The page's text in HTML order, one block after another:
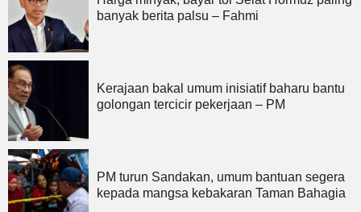
banyak berita palsu – Fahmi
Kerajaan bakal umum inisiatif baharu bantu
golongan tercicir pekerjaan – PM
PM turun Sandakan, umum bantuan segera
kepada mangsa kebakaran Taman Bahagia